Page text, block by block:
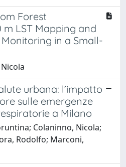
Forest
m LST Mapping and
in a Small-
urbana: l’impatto
sulle emergenze
a Milano
Colaninno, Nicola;
Rodolfo; Marconi,